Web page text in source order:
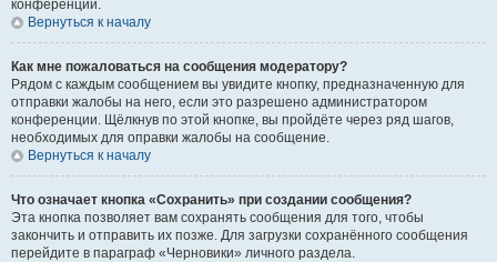
конференции.
Вернуться к началу
Как мне пожаловаться на сообщения модератору?
Рядом с каждым сообщением вы увидите кнопку, предназначенную для
отправки жалобы на него, если это разрешено администратором
конференции. Щёлкнув по этой кнопке, вы пройдёте через ряд шагов,
необходимых для оправки жалобы на сообщение.
Вернуться к началу
Что означает кнопка «Сохранить» при создании сообщения?
Эта кнопка позволяет вам сохранять сообщения для того, чтобы
закончить и отправить их позже. Для загрузки сохранённого сообщения
перейдите в параграф «Черновики» личного раздела.